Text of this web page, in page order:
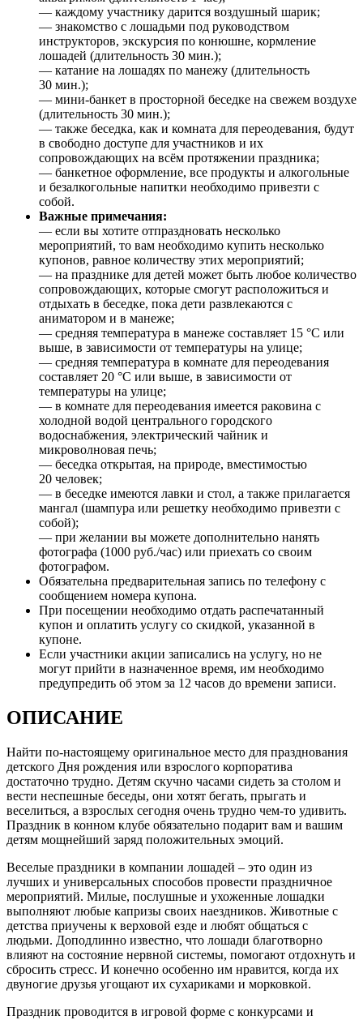
— каждому участнику дарится воздушный шарик;
— знакомство с лошадьми под руководством
инструкторов, экскурсия по конюшне, кормление
лошадей (длительность 30 мин.);
— катание на лошадях по манежу (длительность
30 мин.);
— мини-банкет в просторной беседке на свежем воздухе
(длительность 30 мин.);
— также беседка, как и комната для переодевания, будут
в свободно доступе для участников и их
сопровождающих на всём протяжении праздника;
— банкетное оформление, все продукты и алкогольные
и безалкогольные напитки необходимо привезти с
собой.
Важные примечания:
— если вы хотите отпраздновать несколько
мероприятий, то вам необходимо купить несколько
купонов, равное количеству этих мероприятий;
— на празднике для детей может быть любое количество
сопровождающих, которые смогут расположиться и
отдыхать в беседке, пока дети развлекаются с
аниматором и в манеже;
— средняя температура в манеже составляет 15 °C или
выше, в зависимости от температуры на улице;
— средняя температура в комнате для переодевания
составляет 20 °C или выше, в зависимости от
температуры на улице;
— в комнате для переодевания имеется раковина с
холодной водой центрального городского
водоснабжения, электрический чайник и
микроволновая печь;
— беседка открытая, на природе, вместимостью
20 человек;
— в беседке имеются лавки и стол, а также прилагается
мангал (шампура или решетку необходимо привезти с
собой);
— при желании вы можете дополнительно нанять
фотографа (1000 руб./час) или приехать со своим
фотографом.
Обязательна предварительная запись по телефону с
сообщением номера купона.
При посещении необходимо отдать распечатанный
купон и оплатить услугу со скидкой, указанной в
купоне.
Если участники акции записались на услугу, но не
могут прийти в назначенное время, им необходимо
предупредить об этом за 12 часов до времени записи.
ОПИСАНИЕ
Найти по-настоящему оригинальное место для празднования
детского Дня рождения или взрослого корпоратива
достаточно трудно. Детям скучно часами сидеть за столом и
вести неспешные беседы, они хотят бегать, прыгать и
веселиться, а взрослых сегодня очень трудно чем-то удивить.
Праздник в конном клубе обязательно подарит вам и вашим
детям мощнейший заряд положительных эмоций.
Веселые праздники в компании лошадей – это один из
лучших и универсальных способов провести праздничное
мероприятий. Милые, послушные и ухоженные лошадки
выполняют любые капризы своих наездников. Животные с
детства приучены к верховой езде и любят общаться с
людьми. Доподлинно известно, что лошади благотворно
влияют на состояние нервной системы, помогают отдохнуть и
сбросить стресс. И конечно особенно им нравится, когда их
двуногие друзья угощают их сухариками и морковкой.
Праздник проводится в игровой форме с конкурсами и